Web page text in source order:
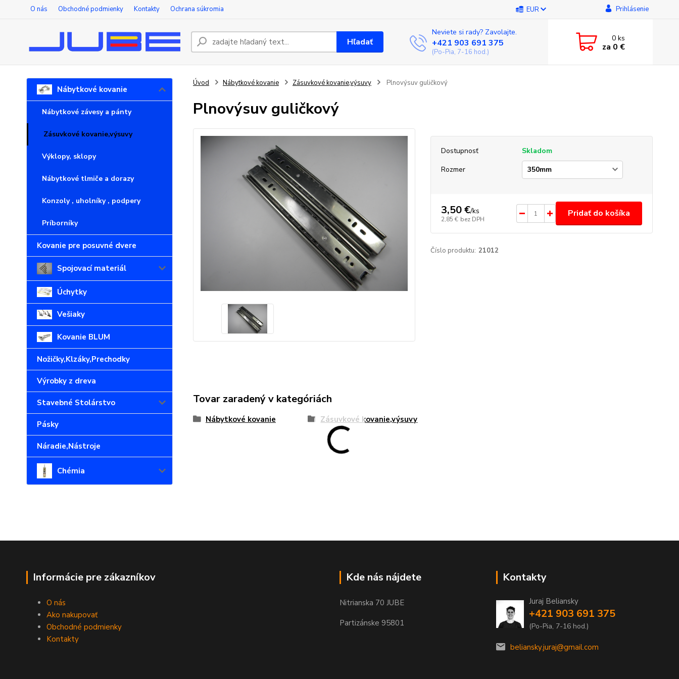
O nás Obchodné podmienky Kontakty Ochrana súkromia EUR Prihlásenie
Hľadať
Neviete si rady? Zavolajte.
+421 903 691 375
(Po-Pia, 7-16 hod.)
0ks
za 0 €
Nábytkové kovanie
Nábytkové závesy a pánty
Zásuvkové kovanie,výsuvy
Výklopy, sklopy
Nábytkové tlmiče a dorazy
Konzoly , uholníky , podpery
Príborníky
Kovanie pre posuvné dvere
Spojovací materiál
Úchytky
Vešiaky
Kovanie BLUM
Nožičky,Klzáky,Prechodky
Výrobky z dreva
Stavebné Stolárstvo
Pásky
Náradie,Nástroje
Chémia
Úvod Nábytkové kovanie Zásuvkové kovanie,výsuvy Plnovýsuv guličkový
Plnovýsuv guličkový
Dostupnosť
Skladom
Rozmer
3,50 €/ks
2,85 € bez DPH
Pridať do košíka
Číslo produktu: 21012
Tovar zaradený v kategóriách
Nábytkové kovanie Zásuvkové kovanie,výsuvy
Informácie pre zákazníkov
O nás
Ako nakupovať
Obchodné podmienky
Kontakty
Kde nás nájdete
Nitrianska 70 JUBE
Partizánske 95801
Kontakty
Juraj Beliansky
+421 903 691 375
(Po-Pia, 7-16 hod.)
beliansky.juraj@gmail.com